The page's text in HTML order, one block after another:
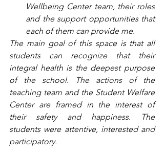
Wellbeing Center team, their roles
and the support opportunities that
each of them can provide me.
The main goal of this space is that all
students can recognize that their
integral health is the deepest purpose
of the school. The actions of the
teaching team and the Student Welfare
Center are framed in the interest of
their safety and happiness. The
students were attentive, interested and
participatory.